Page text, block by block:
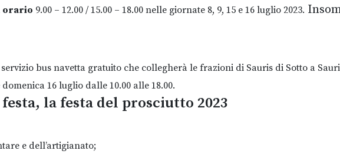
orario 9.00 – 12.00 / 15.00 – 18.00 nelle giornate 8, 9, 15 e 16 luglio 2023.
bus navetta gratuito che collegherà le frazioni di Sauris di Sotto a
16 luglio dalle 10.00 alle 18.00.
la festa del prosciutto 2023
e dell’artigianato;